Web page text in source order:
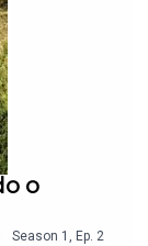
o
Season 1 Ep. 2